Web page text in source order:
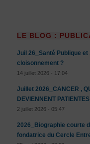
LE BLOG :
Juil 26_Santé Publique
cloisonnement ?
14 juillet 2026 - 17:04
Juillet 2026_CANCER ,
DEVIENNENT
2 juillet 2026 - 05:47
2026_Biographie courte
fondatrice du Cercle